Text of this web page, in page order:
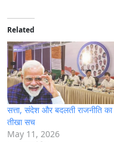
d
i
n
g
…
Related
सत्ता, संदेश और बदलती राजनीति का
तीखा सच
May 11, 2026